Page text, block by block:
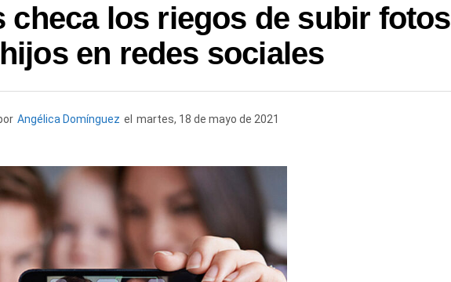
checa los riegos de subir fotos
en redes sociales
Angélica Domínguez el martes, 18 de mayo de 2021